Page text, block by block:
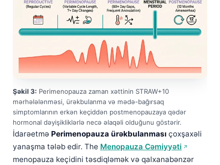
Şəkil 3: Perimenopauza zaman xəttinin STRAW+10
mərhələlənməsi, ürəkbulanma və mədə-bağırsaq
simptomlarının erkən keçiddən postmenopauzaya qədər
hormonal dəyişikliklərlə necə əlaqəli olduğunu göstərir.
İdarəetmə Perimenopauza ürəkbulanması çoxşaxəli
yanaşma tələb edir. The Menopauza Cəmiyyəti
menopauza keçidini təsdiqləmək və qalxanabənzər